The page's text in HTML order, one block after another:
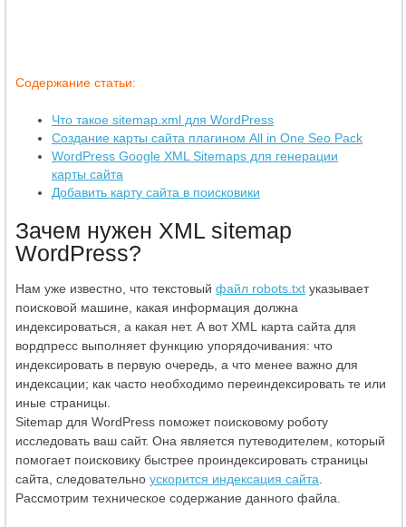
Содержание статьи:
Что такое sitemap.xml для WordPress
Создание карты сайта плагином All in One Seo Pack
WordPress Google XML Sitemaps для генерации
карты сайта
Добавить карту сайта в поисковики
Зачем нужен XML sitemap
WordPress?
Нам уже известно, что текстовый файл robots.txt указывает
поисковой машине, какая информация должна
индексироваться, а какая нет. А вот XML карта сайта для
вордпресс выполняет функцию упорядочивания: что
индексировать в первую очередь, а что менее важно для
индексации; как часто необходимо переиндексировать те или
иные страницы.
Sitemap для WordPress поможет поисковому роботу
исследовать ваш сайт. Она является путеводителем, который
помогает поисковику быстрее проиндексировать страницы
сайта, следовательно ускорится индексация сайта
Рассмотрим техническое содержание данного файла.